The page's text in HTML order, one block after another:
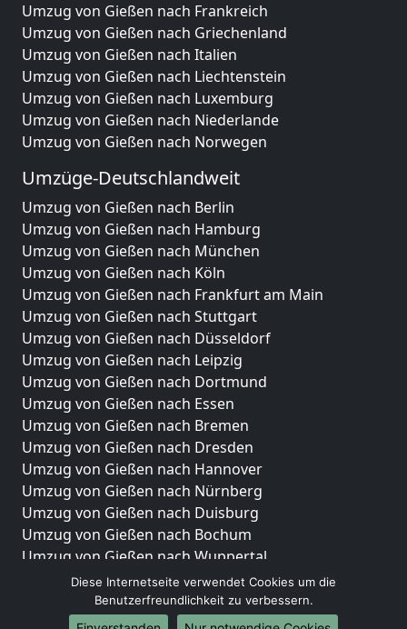
Umzug von Gießen nach Frankreich
Umzug von Gießen nach Griechenland
Umzug von Gießen nach Italien
Umzug von Gießen nach Liechtenstein
Umzug von Gießen nach Luxemburg
Umzug von Gießen nach Niederlande
Umzug von Gießen nach Norwegen
Umzüge-Deutschlandweit
Umzug von Gießen nach Berlin
Umzug von Gießen nach Hamburg
Umzug von Gießen nach München
Umzug von Gießen nach Köln
Umzug von Gießen nach Frankfurt am Main
Umzug von Gießen nach Stuttgart
Umzug von Gießen nach Düsseldorf
Umzug von Gießen nach Leipzig
Umzug von Gießen nach Dortmund
Umzug von Gießen nach Essen
Umzug von Gießen nach Bremen
Umzug von Gießen nach Dresden
Umzug von Gießen nach Hannover
Umzug von Gießen nach Nürnberg
Umzug von Gießen nach Duisburg
Umzug von Gießen nach Bochum
Umzug von Gießen nach Wuppertal
Umzug von Gießen nach Bielefeld
Umzug von Gießen nach Bonn
Umzug von Gießen nach Münster
Diese Internetseite verwendet Cookies um die
Benutzerfreundlichkeit zu verbessern.